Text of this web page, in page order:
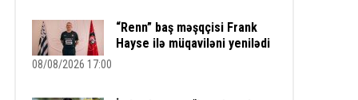
“Renn” baş məşqçisi Frank
Hayse ilə müqaviləni yenilədi
08/08/2026 17:00